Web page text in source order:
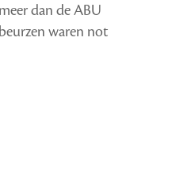
dan de ABU
waren not